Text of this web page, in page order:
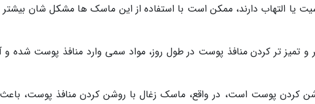
یا التهاب دارند، ممکن است با استفاده از این ماسک ها مشکل شان
و تمیز تر کردن منافذ پوست در طول روز، مواد سمی وارد منافذ پوست شده و
کردن پوست است، در واقع، ماسک زغال با روشن کردن منافذ پوست،